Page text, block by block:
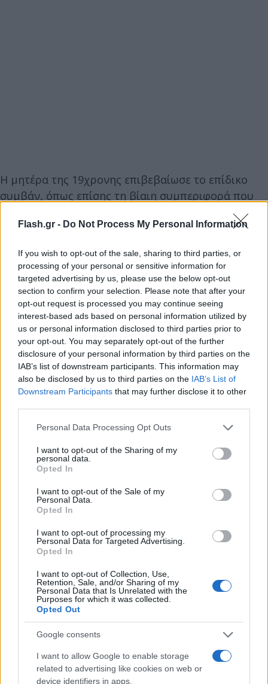
Flash.gr - Do Not Process My Personal Information
If you wish to opt-out of the sale, sharing to third parties, or
processing of your personal or sensitive information for
targeted advertising by us, please use the below opt-out
section to confirm your selection. Please note that after your
opt-out request is processed you may continue seeing
interest-based ads based on personal information utilized by
us or personal information disclosed to third parties prior to
your opt-out. You may separately opt-out of the further
disclosure of your personal information by third parties on the
IAB’s list of downstream participants. This information may
also be disclosed by us to third parties on the IAB’s List of
Downstream Participants that may further disclose it to other
Please note that this website/app uses one or more Google
not limited to your visit or usage behaviour. You may click to
grant or deny consent to Google and its third-party tags to
use your data for below specified purposes in below Google
consent section.
Personal Data Processing Opt Outs
I want to opt-out of the Sharing of my
personal data.
Opted In
I want to opt-out of the Sale of my
Personal Data.
Opted In
I want to opt-out of processing my
Personal Data for Targeted Advertising.
Opted In
I want to opt-out of Collection, Use,
Retention, Sale, and/or Sharing of my
Personal Data that Is Unrelated with the
Purposes for which it was collected.
Opted Out
Google consents
I want to allow Google to enable storage
related to advertising like cookies on web or
device identifiers in apps.
Η μητέρα της 19χρονης επιβεβαίωσε το επίδικο
συμβάν, όπως επίσης τη βίαιη συμπεριφορά που
«Τον έχω συγχωρήσει πολλές φορές» ανέφερε,
εξεταζόμενη από το δικαστήριο.
Τι ισχυρίστηκε ο κατηγορούμενος
Στην απολογία του ο 51χρονος ομολόγησε την
πράξη του.